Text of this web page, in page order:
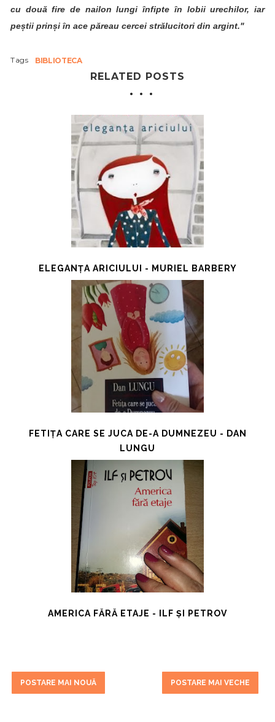
cu două fire de nailon lungi înfipte în lobii urechilor, iar
peștii prinși în ace păreau cercei strălucitori din argint."
Tags BIBLIOTECA
RELATED POSTS
ELEGANȚA ARICIULUI - MURIEL BARBERY
FETIȚA CARE SE JUCA DE-A DUMNEZEU - DAN
LUNGU
AMERICA FĂRĂ ETAJE - ILF ȘI PETROV
POSTARE MAI NOUĂ POSTARE MAI VECHE